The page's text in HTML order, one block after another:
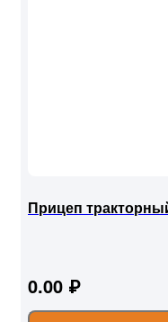
Прицеп
0.00 ₽